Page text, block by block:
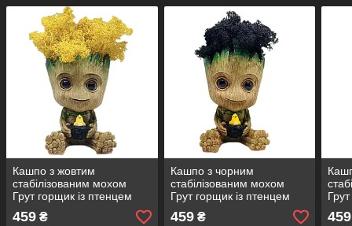
Кашпо з жовтим
стабілізованим мохом
Грут горщик із птенцем
G9(3)
459 ₴
Кашпо з чорним
стабілізованим мохом
Грут горщик із птенцем
G9(3)
459₴ 459